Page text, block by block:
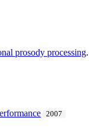
prosody processing.
2007